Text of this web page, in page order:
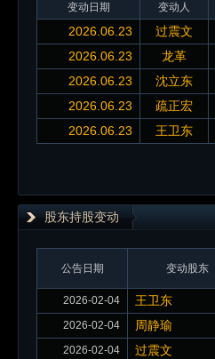
变动日期 变动人
2026.06.23 过震文
2026.06.23
龙革
2026.06.23
沈立东
2026.06.23
疏正宏
2026.06.23
王卫东
股东持股变动
公告日期 变动股东
2026-02-04
王卫东
2026-02-04 周静瑜
2026-02-04 过震文